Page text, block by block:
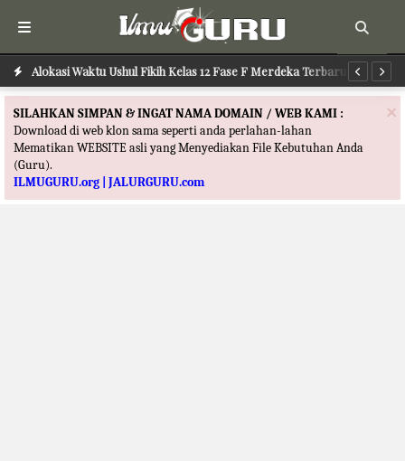
Alokasi Waktu Ushul Fikih Kelas 12 Fase F Merdeka Terbaru
Alokasi Waktu Ilmu Tafsir Kelas 12 Fase F Merdeka Terbaru
×
SILAHKAN SIMPAN & INGAT NAMA DOMAIN / WEB KAMI :
Download di web klon sama seperti anda perlahan-lahan
Mematikan WEBSITE asli yang Menyediakan File Kebutuhan Anda
(Guru).
ILMUGURU.org | JALURGURU.com